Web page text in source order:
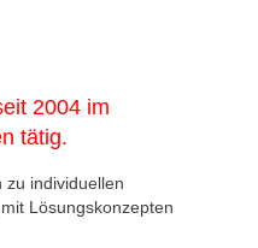
2004 im
tätig.
zu individuellen
Lösungskonzepten